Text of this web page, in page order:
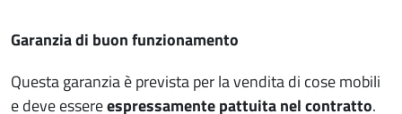
Garanzia di buon funzionamento
Questa garanzia è prevista per la vendita di cose mobili
e deve essereespressamente pattuita nel contratto.